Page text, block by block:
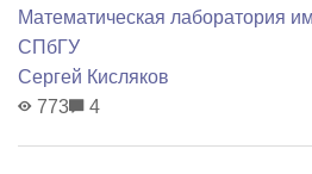
Математичеcкая лаборатория
СПбГУ
Сергей Кисляков
773
4